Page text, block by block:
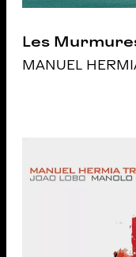
Les
MANUEL